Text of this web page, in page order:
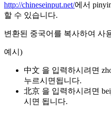
http://chineseinput.net/에서
할 수 있습니다.
변환된 중국어를 복사하여 사
예시)
中文 을 입력하시려면
누르시면됩니다.
北京 을 입력하시려면
시면 됩니다.